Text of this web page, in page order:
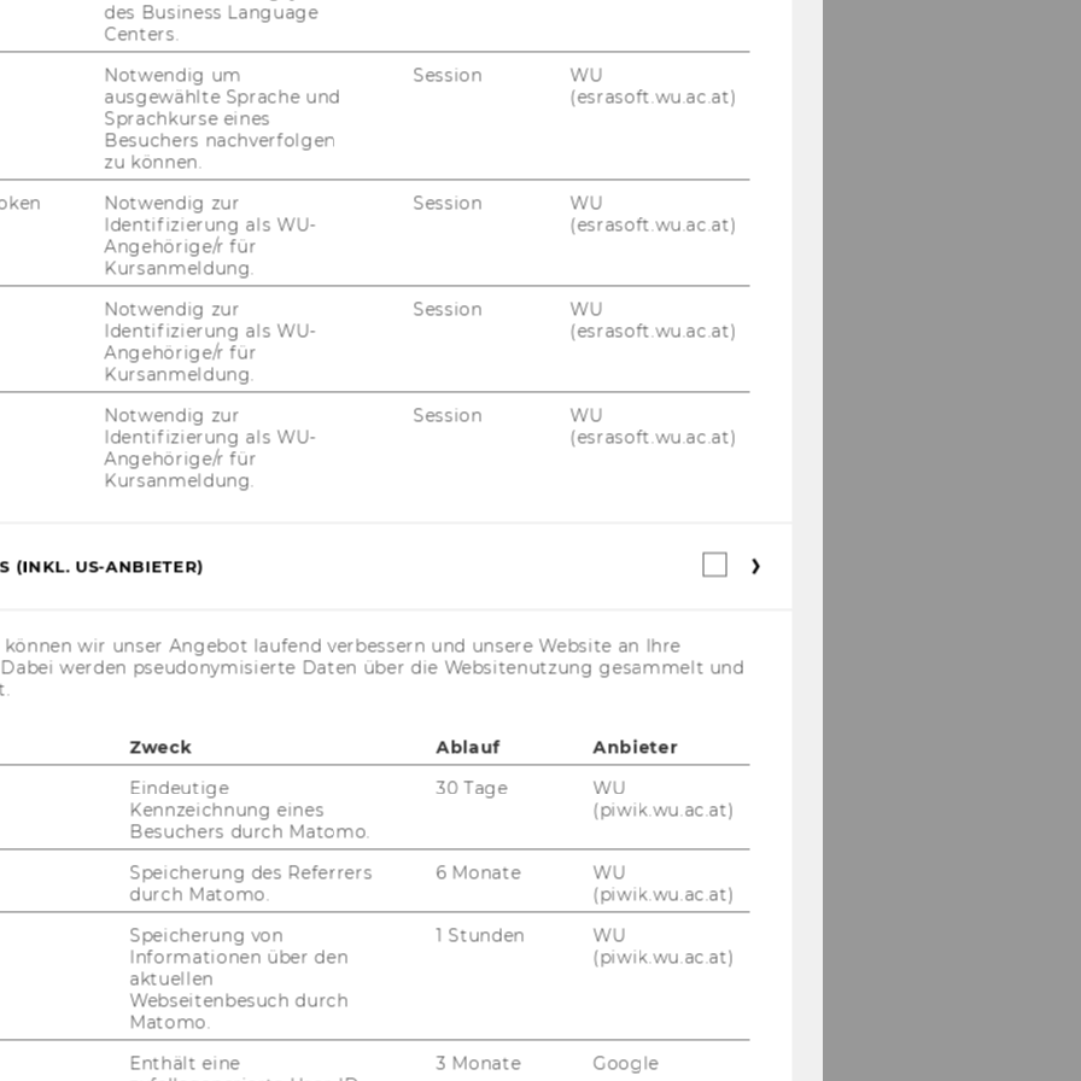
Science at Central European University
Science at the University of Vienna,
Eötvös Loránd University
University in Bratislava
at the University of Vienna
and Business
by email
des Business Language
Centers.
Notwendig um
ausgewählte Sprache und
Sprachkurse eines
Besuchers nachverfolgen
zu können.
Session
WU
(esrasoft.wu.ac.at)
Notwendig zur
Identifizierung als WU-
Angehörige/r für
Kursanmeldung.
Session
WU
(esrasoft.wu.ac.at)
Notwendig zur
Identifizierung als WU-
Angehörige/r für
Kursanmeldung.
Session
WU
(esrasoft.wu.ac.at)
Notwendig zur
Identifizierung als WU-
Angehörige/r für
Kursanmeldung.
Session
WU
(esrasoft.wu.ac.at)
(INKL. US-ANBIETER)
Webstatistik
wir unser Angebot laufend verbessern und unsere Website an Ihre
werden pseudonymisierte Daten über die Websitenutzung gesammelt und
Zweck Ablauf
Anbieter
Eindeutige
Kennzeichnung eines
Besuchers durch Matomo.
30 Tage
WU
(piwik.wu.ac.at)
Speicherung des Referrers
durch Matomo.
6 Monate
WU
(piwik.wu.ac.at)
Speicherung von
Informationen über den
aktuellen
Webseitenbesuch durch
Matomo.
1 Stunden
WU
(piwik.wu.ac.at)
Enthält eine
3 Monate Google